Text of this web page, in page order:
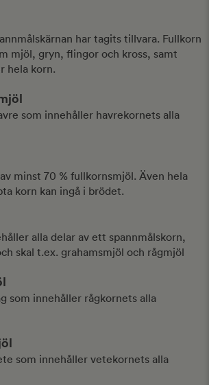
har tagits tillvara. Fullkorn
mjöl, gryn, flingor och kross, samt
hela korn.
som innehåller havrekornets alla
minst 70 % fullkornsmjöl. Även hela
korn kan ingå i brödet.
alla delar av ett spannmålskorn,
skal t.ex. grahamsmjöl och rågmjöl
som innehåller rågkornets alla
som innehåller vetekornets alla